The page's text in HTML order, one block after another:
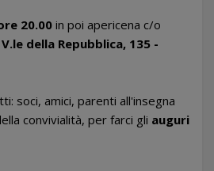
20.00in poi apericena c/o
della Repubblica, 135 -
soci, amici, parenti all'insegna
convivialità, per farci gli auguri